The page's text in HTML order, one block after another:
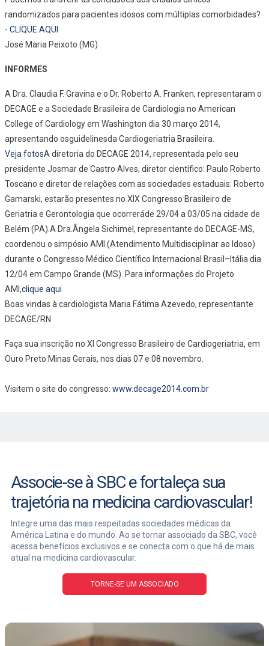
randomizados para pacientes idosos com múltiplas comorbidades?
- CLIQUE AQUI
José Maria Peixoto (MG)
INFORMES
A Dra. Claudia F. Gravina e o Dr. Roberto A. Franken, representaram o
DECAGE e a Sociedade Brasileira de Cardiologia no American
College of Cardiology em Washington dia 30 março 2014,
apresentando osguidelinesda Cardiogeriatria Brasileira.
Veja fotosA diretoria do DECAGE 2014, representada pelo seu
presidente Josmar de Castro Alves, diretor científico: Paulo Roberto
Toscano e diretor de relações com as sociedades estaduais: Roberto
Gamarski, estarão presentes no XIX Congresso Brasileiro de
Geriatria e Gerontologia que ocorreráde 29/04 a 03/05 na cidade de
Belém (PA).A Dra.Ângela Sichimel, representante do DECAGE-MS,
coordenou o simpósio AMI (Atendimento Multidisciplinar ao Idoso)
durante o Congresso Médico Científico Internacional Brasil–Itália dia
12/04 em Campo Grande (MS). Para informações do Projeto
AMI,clique aqui
Boas vindas à cardiologista Maria Fátima Azevedo, representante
DECAGE/RN
Faça sua inscrição no XI Congresso Brasileiro de Cardiogeriatria, em
Ouro Preto Minas Gerais, nos dias 07 e 08 novembro.
Visitem o site do congresso: www.decage2014.com.br
Associe-se à SBC e fortaleça sua
trajetória na medicina cardiovascular!
Integre uma das mais respeitadas sociedades médicas da
América Latina e do mundo. Ao se tornar associado da SBC, você
acessa benefícios exclusivos e se conecta com o que há de mais
atual na medicina cardiovascular.
TORNE-SE UM ASSOCIADO